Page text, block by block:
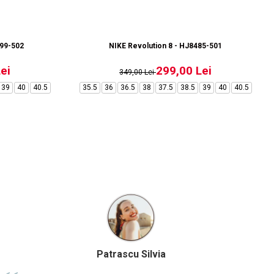
502
39 40 40.5
NIKE Revolution 8 - HJ8485-501
349,00 Lei299,00 Lei
35.5 36 36.5 38 37.5 38.5 39 40 40.5